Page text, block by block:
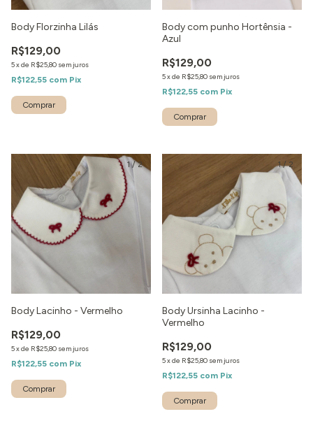
Body Florzinha Lilás
R$129,00
5xde R$25,80 sem juros
R$122,55 com Pix
Body com punho Hortênsia -
Azul
R$129,00
5xde R$25,80 sem juros
R$122,55 com Pix
1/2
Body Lacinho - Vermelho
R$129,00
5xde R$25,80 sem juros
R$122,55 com Pix
1/2
Body Ursinha Lacinho -
Vermelho
R$129,00
5xde R$25,80 sem juros
R$122,55 com Pix